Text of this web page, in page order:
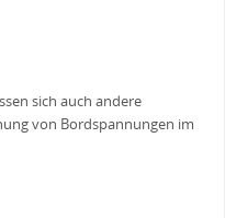
sich auch andere
von Bordspannungen im